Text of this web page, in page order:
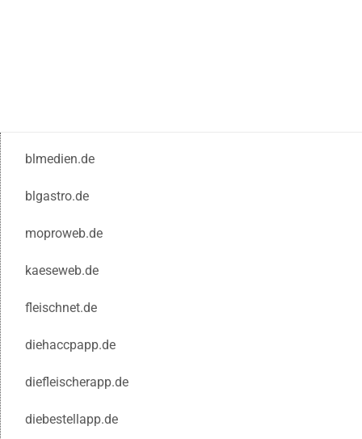
blmedien.de
blgastro.de
moproweb.de
kaeseweb.de
fleischnet.de
diehaccpapp.de
diefleischerapp.de
diebestellapp.de